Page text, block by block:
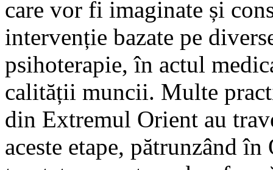
care vor fi imaginate și
intervenție bazate pe
psihoterapie, în actul
calității muncii. Multe
din Extremul Orient au
aceste etape, pătrunzând